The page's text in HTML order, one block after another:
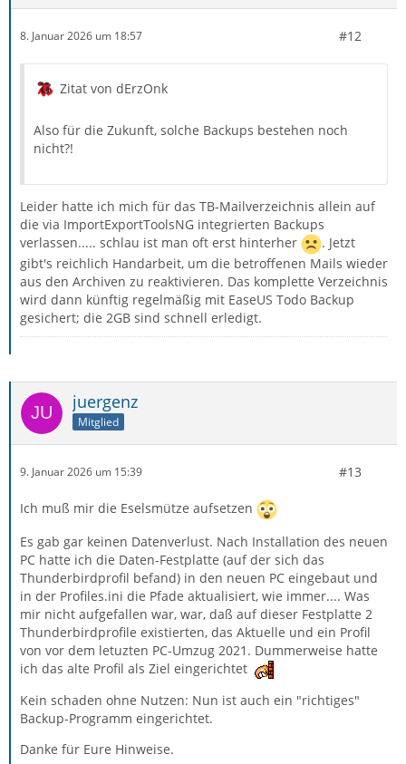
8. Januar 2026 um 18:57 #12
Zitat von dErzOnk
Also für die Zukunft, solche Backups bestehen noch
nicht?!
Leider hatte ich mich für das TB-Mailverzeichnis allein auf
die via ImportExportToolsNG integrierten Backups
verlassen..... schlau ist man oft erst hinterher
. Jetzt
gibt's reichlich Handarbeit, um die betroffenen Mails wieder
aus den Archiven zu reaktivieren. Das komplette Verzeichnis
wird dann künftig regelmäßig mit EaseUS Todo Backup
gesichert; die 2GB sind schnell erledigt.
juergenz
Mitglied
9. Januar 2026 um 15:39 #13
Ich muß mir die Eselsmütze aufsetzen
Es gab gar keinen Datenverlust. Nach Installation des neuen
PC hatte ich die Daten-Festplatte (auf der sich das
Thunderbirdprofil befand) in den neuen PC eingebaut und
in der Profiles.ini die Pfade aktualisiert, wie immer.... Was
mir nicht aufgefallen war, war, daß auf dieser Festplatte 2
Thunderbirdprofile existierten, das Aktuelle und ein Profil
von vor dem letuzten PC-Umzug 2021. Dummerweise hatte
ich das alte Profil als Ziel eingerichtet
Kein schaden ohne Nutzen: Nun ist auch ein "richtiges"
Backup-Programm eingerichtet.
Danke für Eure Hinweise.